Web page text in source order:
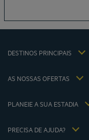
DESTINOS PRINCIPAIS
Vitoria Hotéis
Hôtels Bangkok
Hôtels Saint-Malo
AS NOSSAS OFERTAS
Oferta de fuga com pequeno-
PLANEIE A SUA ESTADIA
Reuniões e eventos
PRECISA DE AJUDA?
Perguntas frequentes
Avisos legais
Política de Dados Pessoais
Termos e Condições Gerais de
Politiques de taxes 2023
Política fiscal 2021